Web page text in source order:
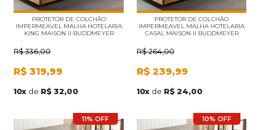
PROTETOR DE COLCHÃO
IMPERMEAVEL MALHA HOTELARIA
KING MAISON II BUDDMEYER
R$ 336,00
R$ 319,99
10x de R$ 32,00
PROTETOR DE COLCHÃO
IMPERMEAVEL MALHA HOTELARIA
CASAL MAISON II BUDDMEYER
R$ 264,00
R$ 239,99
10x de R$ 24,00
11% OFF 10% OFF